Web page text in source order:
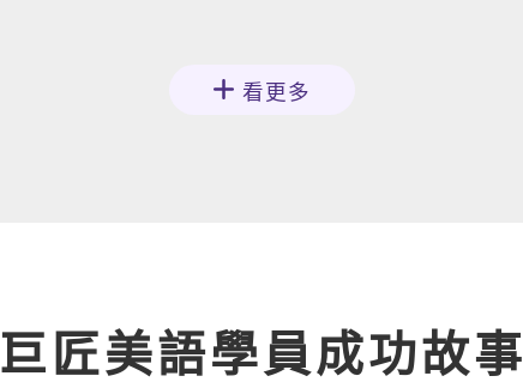
看更多
巨匠美語學員成功故事